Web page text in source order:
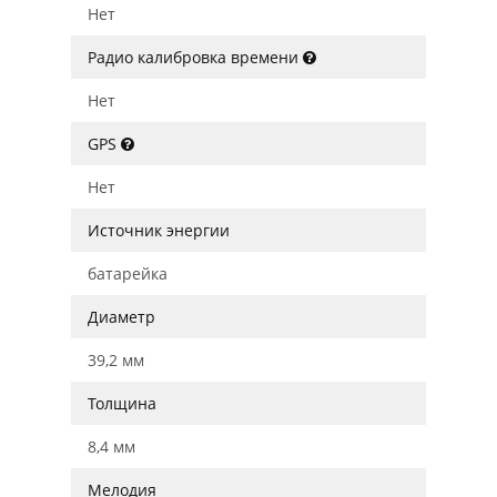
Нет
Радио калибровка времени
Нет
GPS
Нет
Источник энергии
батарейка
Диаметр
39,2 мм
Толщина
8,4 мм
Мелодия